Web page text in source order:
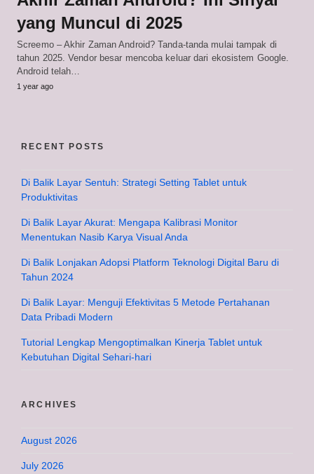
yang Muncul di 2025
Screemo – Akhir Zaman Android? Tanda-tanda mulai tampak di
tahun 2025. Vendor besar mencoba keluar dari ekosistem Google.
Android telah…
1 year ago
RECENT POSTS
Di Balik Layar Sentuh: Strategi Setting Tablet untuk
Produktivitas
Di Balik Layar Akurat: Mengapa Kalibrasi Monitor
Menentukan Nasib Karya Visual Anda
Di Balik Lonjakan Adopsi Platform Teknologi Digital Baru di
Tahun 2024
Di Balik Layar: Menguji Efektivitas 5 Metode Pertahanan
Data Pribadi Modern
Tutorial Lengkap Mengoptimalkan Kinerja Tablet untuk
Kebutuhan Digital Sehari-hari
ARCHIVES
August 2026
July 2026